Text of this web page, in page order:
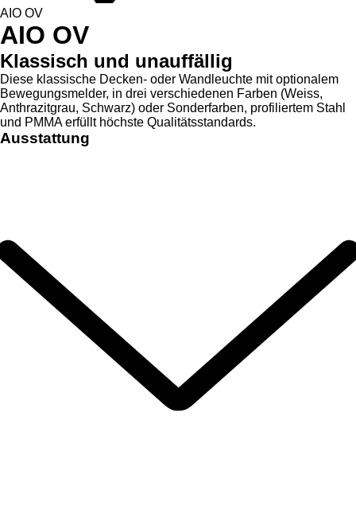
AIO OV
AIO OV
Klassisch und unauffällig
Diese klassische Decken- oder Wandleuchte mit optionalem
Bewegungsmelder, in drei verschiedenen Farben (Weiss,
Anthrazitgrau, Schwarz) oder Sonderfarben, profiliertem Stahl
und PMMA erfüllt höchste Qualitätsstandards.
Ausstattung